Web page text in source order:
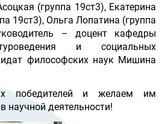
(группа 19ст3), Екатерина
19ст3), Ольга Лопатина (группа
– доцент кафедры
и социальных
философских наук Мишина
победителей и желаем им
научной деятельности!